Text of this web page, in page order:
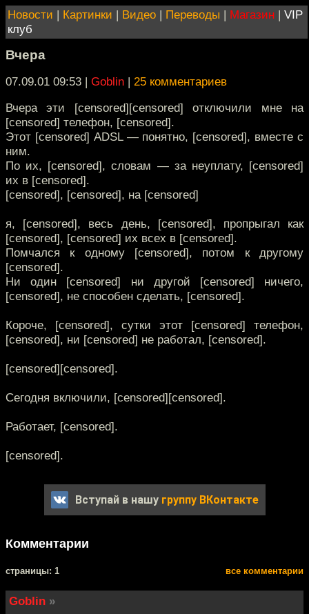
Новости | Картинки | Видео | Переводы | Магазин | VIP
клуб
Вчера
07.09.01 09:53 | Goblin | 25 комментариев
Вчера эти [censored][censored] отключили мне на
[censored] телефон, [censored].
Этот [censored] ADSL — понятно, [censored], вместе с
ним.
По их, [censored], словам — за неуплату, [censored]
их в [censored].
[censored], [censored], на [censored]
я, [censored], весь день, [censored], пропрыгал как
[censored], [censored] их всех в [censored].
Помчался к одному [censored], потом к другому
[censored].
Ни один [censored] ни другой [censored] ничего,
[censored], не способен сделать, [censored].
Короче, [censored], сутки этот [censored] телефон,
[censored], ни [censored] не работал, [censored].
[censored][censored].
Сегодня включили, [censored][censored].
Работает, [censored].
[censored].
Вступай в нашу группу ВКонтакте
Комментарии
cтраницы: 1 все комментарии
Goblin »